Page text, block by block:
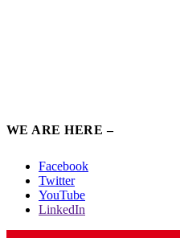
WE ARE HERE –
Facebook
Twitter
YouTube
LinkedIn